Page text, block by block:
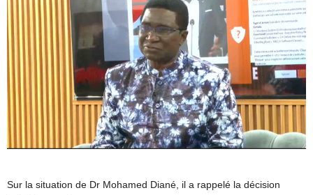
Sur la situation de Dr Mohamed Diané, il a rappelé la décision